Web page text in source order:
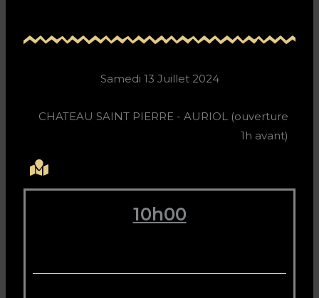
Samedi 13 Juillet 2024
CHATEAU SAINT PIERRE - AURIOL (ouverture
1h avant)
10h00